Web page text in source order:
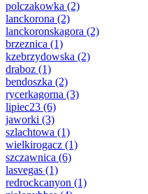
polczakowka (2)
lanckorona (2)
lanckoronskagora (2)
brzeznica (1)
kzebrzydowska (2)
draboz (1)
bendoszka (2)
rycerkagorna (3)
lipiec23 (6)
jaworki (3)
szlachtowa (1)
wielkirogacz (1)
szczawnica (6)
lasvegas (1)
redrockcanyon (1)